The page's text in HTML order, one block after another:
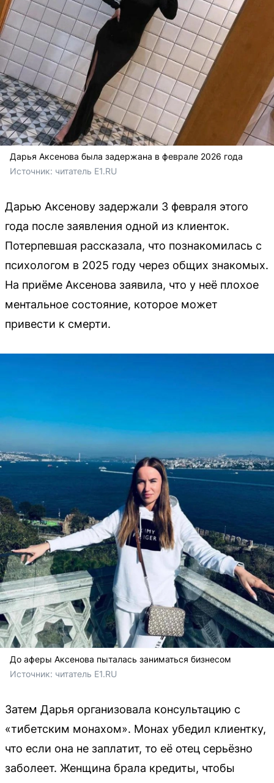
Дарья Аксенова была задержана в феврале 2026 года
Источник: читатель Е1.RU
Дарью Аксенову задержали 3 февраля этого
года после заявления одной из клиенток.
Потерпевшая рассказала, что познакомилась с
психологом в 2025 году через общих знакомых.
На приёме Аксенова заявила, что у неё плохое
ментальное состояние, которое может
привести к смерти.
До аферы Аксенова пыталась заниматься бизнесом
Источник: читатель Е1.RU
Затем Дарья организовала консультацию с
«тибетским монахом». Монах убедил клиентку,
что если она не заплатит, то её отец серьёзно
заболеет. Женщина брала кредиты, чтобы